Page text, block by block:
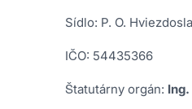
Sídlo: P. O.
IČO: 54435366
Štatutárny orgán: